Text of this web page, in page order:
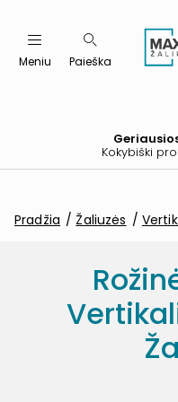
Meniu Paieška
Kokybiški
Pradžia Žaliuzės